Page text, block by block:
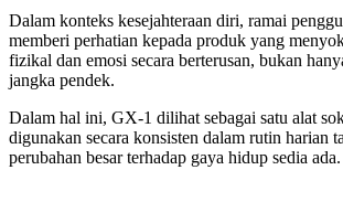
Dalam konteks kesejahteraan diri, ramai
memberi perhatian kepada produk yang
fizikal dan emosi secara berterusan, bukan
jangka pendek.
Dalam hal ini, GX-1 dilihat sebagai satu alat
digunakan secara konsisten dalam rutin harian
perubahan besar terhadap gaya hidup sedia ada.